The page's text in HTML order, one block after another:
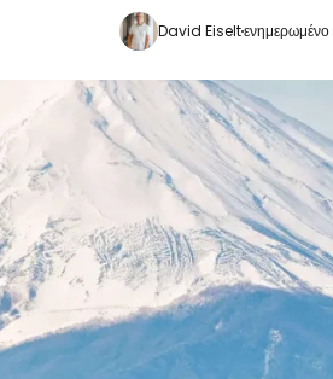
David Eiselt